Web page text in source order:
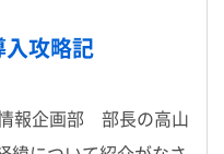
攻略記
報企画部 部長の高山